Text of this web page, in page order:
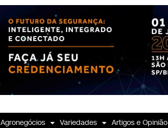
Agronegócios Variedades Artigos e Opinião